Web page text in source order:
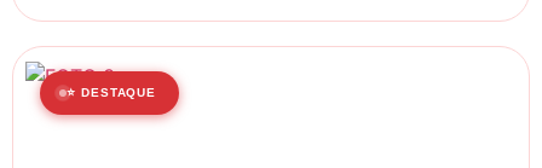
⭐ DESTAQUE